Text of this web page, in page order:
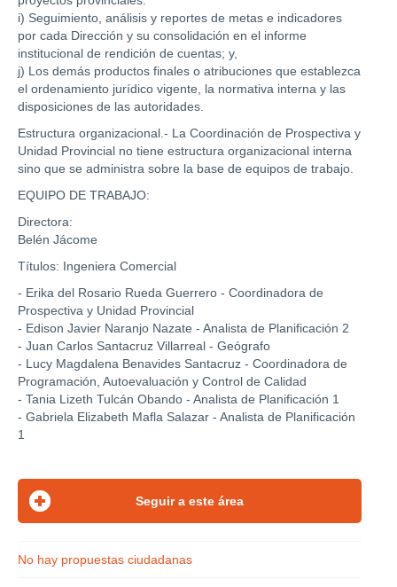
i) Seguimiento, análisis y reportes de metas e indicadores
por cada Dirección y su consolidación en el informe
institucional de rendición de cuentas; y,
j) Los demás productos finales o atribuciones que establezca
el ordenamiento jurídico vigente, la normativa interna y las
disposiciones de las autoridades.
Estructura organizacional.- La Coordinación de Prospectiva y
Unidad Provincial no tiene estructura organizacional interna
sino que se administra sobre la base de equipos de trabajo.
EQUIPO DE TRABAJO:
Directora:
Belén Jácome
Títulos: Ingeniera Comercial
- Erika del Rosario Rueda Guerrero - Coordinadora de
Prospectiva y Unidad Provincial
- Edison Javier Naranjo Nazate - Analista de Planificación 2
- Juan Carlos Santacruz Villarreal - Geógrafo
- Lucy Magdalena Benavides Santacruz - Coordinadora de
Programación, Autoevaluación y Control de Calidad
- Tania Lizeth Tulcán Obando - Analista de Planificación 1
- Gabriela Elizabeth Mafla Salazar - Analista de Planificación
1
No hay propuestas ciudadanas